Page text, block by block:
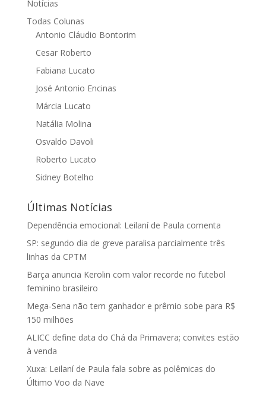
Notícias
Todas Colunas
Antonio Cláudio Bontorim
Cesar Roberto
Fabiana Lucato
José Antonio Encinas
Márcia Lucato
Natália Molina
Osvaldo Davoli
Roberto Lucato
Sidney Botelho
Últimas Notícias
Dependência emocional: Leilaní de Paula comenta
SP: segundo dia de greve paralisa parcialmente três
linhas da CPTM
Barça anuncia Kerolin com valor recorde no futebol
feminino brasileiro
Mega-Sena não tem ganhador e prêmio sobe para R$
150 milhões
ALICC define data do Chá da Primavera; convites estão
à venda
Xuxa: Leilaní de Paula fala sobre as polêmicas do
Último Voo da Nave